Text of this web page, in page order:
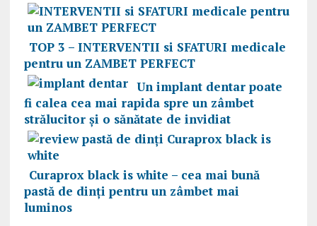
TOP 3 – INTERVENTII si SFATURI medicale
pentru un ZAMBET PERFECT
Un implant dentar poate
fi calea cea mai rapida spre un zâmbet
strălucitor și o sănătate de invidiat
Curaprox black is white – cea mai bună
pastă de dinți pentru un zâmbet mai
luminos